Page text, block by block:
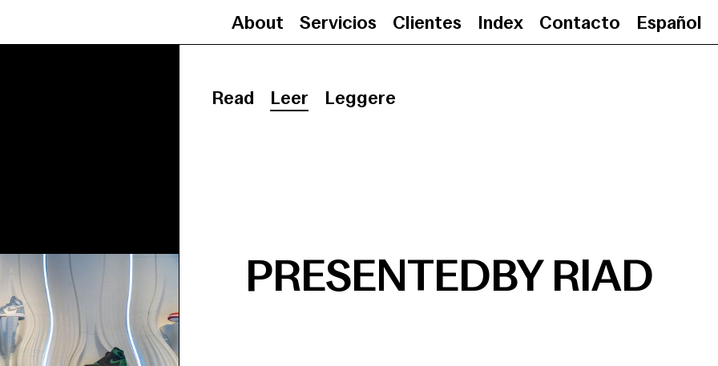
About Servicios Clientes Index Contacto Español
Read
Leer Leggere
PRESENTEDBY RIAD